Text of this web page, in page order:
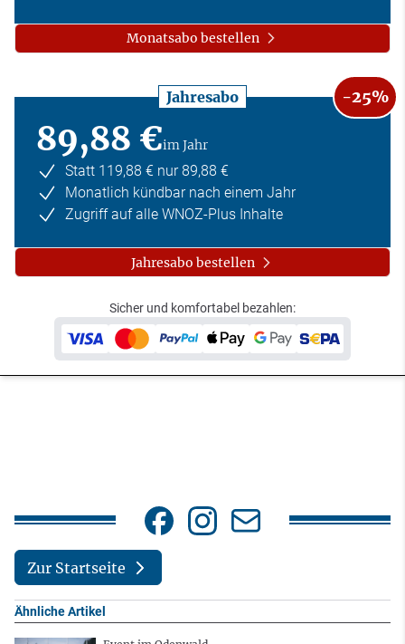
Monatsabo bestellen
Jahresabo -25%
89,88 €im Jahr
Statt 119,88 € nur 89,88 €
Monatlich kündbar nach einem Jahr
Zugriff auf alle WNOZ-Plus Inhalte
Jahresabo bestellen
Sicher und komfortabel bezahlen:
Zur Startseite
Ähnliche Artikel